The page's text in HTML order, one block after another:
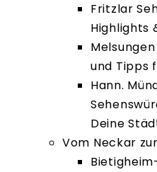
Fritzlar
Highlights
und Tipps
Hann.
Deine
Vom Neckar